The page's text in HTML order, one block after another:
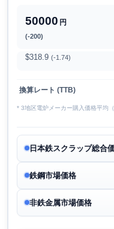
50000 円
(-200)
$318.9 (-1.74)
換算レート (TTB)
* 3地区電炉メーカー購入価格平均（
日本鉄スクラップ総合
鉄鋼市場価格
非鉄金属市場価格